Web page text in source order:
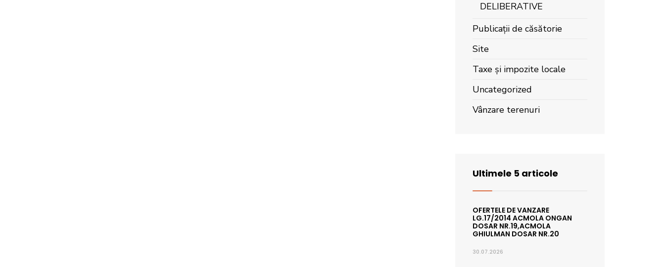
DELIBERATIVE
Publicații de căsătorie
Site
Taxe și impozite locale
Uncategorized
Vânzare terenuri
Ultimele 5 articole
OFERTELE DE VANZARE
LG.17/2014 ACMOLA ONGAN
DOSAR NR.19,ACMOLA
GHIULMAN DOSAR NR.20
30.07.2026